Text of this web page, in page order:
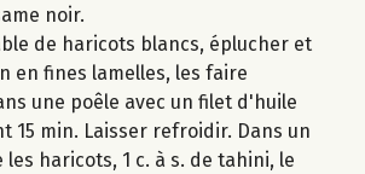
noir.
de haricots blancs, éplucher et
en fines lamelles, les faire
une poêle avec un filet d'huile
15 min. Laisser refroidir. Dans un
haricots, 1 c. à s. de tahini, le